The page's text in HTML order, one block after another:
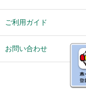
ご利用ガイド
お問い合わせ